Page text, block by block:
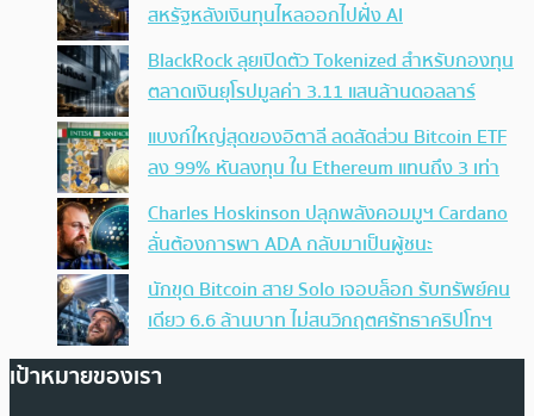
สหรัฐหลังเงินทุนไหลออกไปฝั่ง AI
BlackRock ลุยเปิดตัว Tokenized สำหรับกองทุน
ตลาดเงินยุโรปมูลค่า 3.11 แสนล้านดอลลาร์
แบงก์ใหญ่สุดของอิตาลี ลดสัดส่วน Bitcoin ETF
ลง 99% หันลงทุน ใน Ethereum แทนถึง 3 เท่า
Charles Hoskinson ปลุกพลังคอมมูฯ Cardano
ลั่นต้องการพา ADA กลับมาเป็นผู้ชนะ
นักขุด Bitcoin สาย Solo เจอบล็อก รับทรัพย์คน
เดียว 6.6 ล้านบาท ไม่สนวิกฤตศรัทธาคริปโทฯ
เป้าหมายของเรา